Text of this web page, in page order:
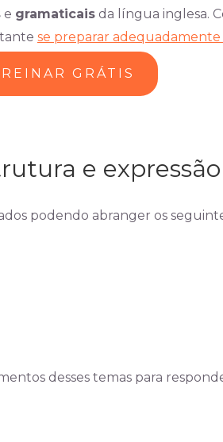
e gramaticais da língua inglesa.
se preparar adequadamente
GRÁTIS
e
podendo abranger os
desses temas para